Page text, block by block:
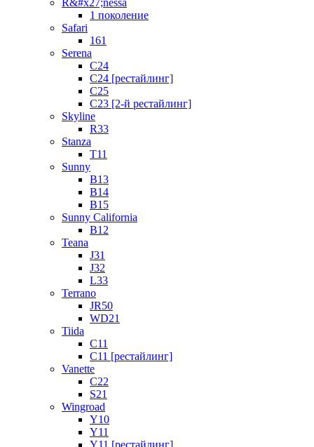
R&#x27;nessa
1 поколение
Safari
161
Serena
C24
C24 [рестайлинг]
C25
С23 [2-й рестайлинг]
Skyline
R33
Stanza
T11
Sunny
B13
B14
B15
Sunny California
B12
Teana
J31
J32
L33
Terrano
JR50
WD21
Tiida
C11
C11 [рестайлинг]
Vanette
C22
S21
Wingroad
Y10
Y11
Y11 [рестайлинг]